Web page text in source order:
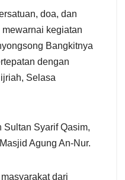
doa, dan
kegiatan
Bangkitnya
dengan
Selasa
Syarif Qasim,
Agung An-Nur.
dari